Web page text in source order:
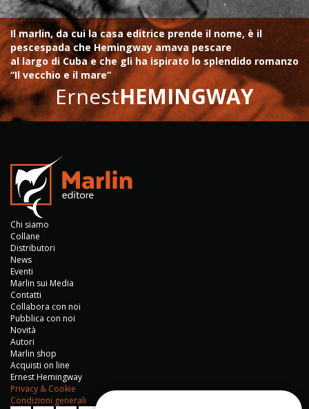
Il marlin, da cui la casa editrice prende il nome, è il
pescespada che Hemingway amava pescare
al largo di Cuba e che gli ha ispirato lo splendido romanzo
“Il vecchio e il mare”
ErnestHEMINGWAY
Chi siamo
Collane
Distributori
News
Eventi
Marlin sui Media
Contatti
Collabora con noi
Pubblica con noi
Novità
Autori
Marlin shop
Acquisti on line
Ernest Hemingway
Privacy & Cookie
Condizioni generali